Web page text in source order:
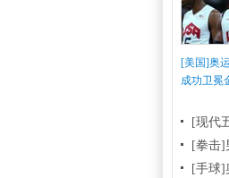
[美国]奥
成功卫冕
[现代
[拳击]
[手球]